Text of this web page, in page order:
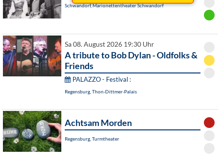
Schwandorf, Marionettentheater Schwandorf
Sa 08. August 2026 19:30 Uhr
A tribute to Bob Dylan - Oldfolks &
Friends
PALAZZO - Festival :
Regensburg, Thon-Dittmer-Palais
Achtsam Morden
Regensburg, Turmtheater